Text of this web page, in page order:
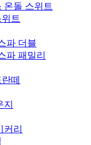
온돌 스위트
트
파 더블
파 패밀리
떼
커리